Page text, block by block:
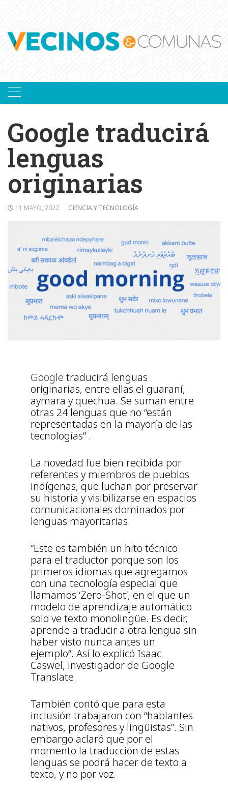
Google traducirá
lenguas
originarias
11 MAYO, 2022 CIENCIA Y TECNOLOGÍA
Google traducirá lenguas
originarias, entre ellas el guaraní,
aymara y quechua. Se suman entre
otras 24 lenguas que no “están
representadas en la mayoría de las
tecnologías” .
La novedad fue bien recibida por
referentes y miembros de pueblos
indígenas, que luchan por preservar
su historia y visibilizarse en espacios
comunicacionales dominados por
lenguas mayoritarias.
“Este es también un hito técnico
para el traductor porque son los
primeros idiomas que agregamos
con una tecnología especial que
llamamos ‘Zero-Shot’, en el que un
modelo de aprendizaje automático
solo ve texto monolingüe. Es decir,
aprende a traducir a otra lengua sin
haber visto nunca antes un
ejemplo”. Así lo explicó Isaac
Caswel, investigador de Google
Translate.
También contó que para esta
inclusión trabajaron con “hablantes
nativos, profesores y lingüistas”. Sin
embargo aclaró que por el
momento la traducción de estas
lenguas se podrá hacer de texto a
texto, y no por voz.